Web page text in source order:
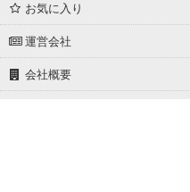
お気に入り
運営会社
会社概要